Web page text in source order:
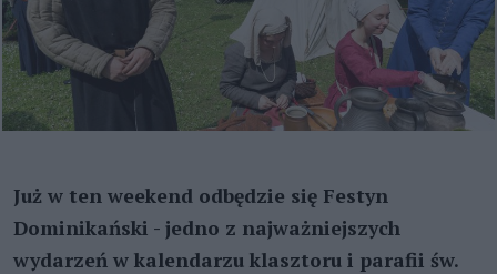
Już w ten weekend odbędzie się Festyn
Dominikański - jedno z najważniejszych
wydarzeń w kalendarzu klasztoru i parafii św.